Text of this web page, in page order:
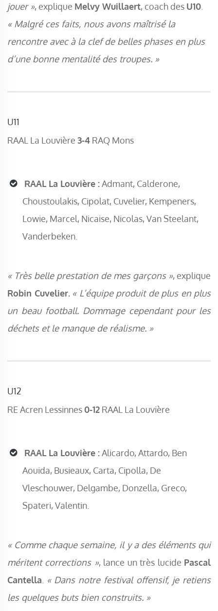
jouer », explique Melvy Wuillaert, coach des U10
« Malgré ces faits, nous avons maîtrisé la
rencontre avec à la clef de belles phases en plus
d’une bonne mentalité des troupes. »
U11
RAAL La Louvière 3-4 RAQ Mons
RAAL La Louvière :Admant, Calderone,
Choustoulakis, Cipolat, Cuvelier, Kempeners,
Lowie, Marcel, Nicaise, Nicolas, Van Steelant,
Vanderbeken.
« Très belle prestation de mes garçons », explique
Robin Cuvelier. « L’équipe produit de plus en plus
un beau football. Dommage cependant pour les
déchets et le manque de réalisme. »
U12
RE Acren Lessinnes 0-12 RAAL La Louvière
RAAL La Louvière :Alicardo, Attardo, Ben
Aouida, Busieaux, Carta, Cipolla, De
Vleschouwer, Delgambe, Donzella, Greco,
Spateri, Valentin.
« Comme chaque semaine, il y a des éléments qui
méritent corrections », lance un très lucide Pascal
Cantella « Dans notre festival offensif, je retiens
les quelques buts bien construits. »